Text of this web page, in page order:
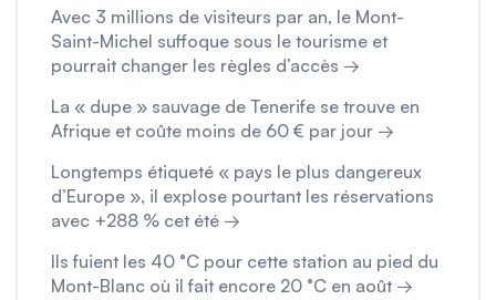
Avec 3 millions de visiteurs par an, le Mont-
Saint-Michel suffoque sous le tourisme et
pourrait changer les règles d’accès →
La « dupe » sauvage de Tenerife se trouve en
Afrique et coûte moins de 60 € par jour →
Longtemps étiqueté « pays le plus dangereux
d’Europe », il explose pourtant les réservations
avec +288 % cet été →
Ils fuient les 40 °C pour cette station au pied du
Mont-Blanc où il fait encore 20 °C en août →